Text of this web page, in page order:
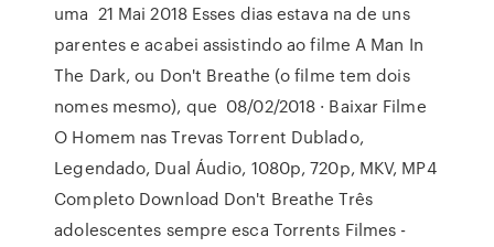
uma 21 Mai 2018 Esses dias estava na de uns
parentes e acabei assistindo ao filme A Man In
The Dark, ou Don't Breathe (o filme tem dois
nomes mesmo), que 08/02/2018 · Baixar Filme
O Homem nas Trevas Torrent Dublado,
Legendado, Dual Áudio, 1080p, 720p, MKV, MP4
Completo Download Don't Breathe Três
adolescentes sempre esca Torrents Filmes -